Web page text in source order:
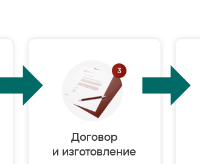
Договор
и изготовление